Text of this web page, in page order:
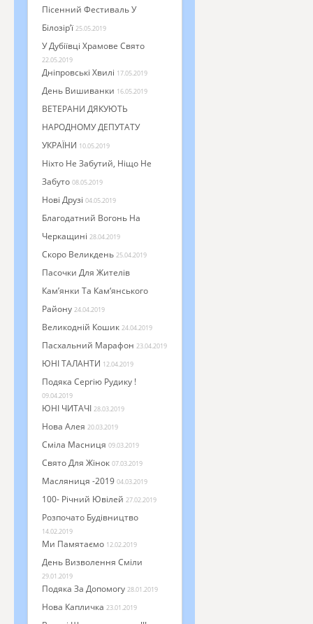
Пісенний Фестиваль У
Білозір’ї 25.05.2019
У Дубіївці Храмове Свято
22.05.2019
Дніпровські Хвилі 17.05.2019
День Вишиванки 16.05.2019
ВЕТЕРАНИ ДЯКУЮТЬ
НАРОДНОМУ ДЕПУТАТУ
УКРАЇНИ 10.05.2019
Ніхто Не Забутий, Ніщо Не
Забуто 08.05.2019
Нові Друзі 04.05.2019
Благодатний Вогонь На
Черкащині 28.04.2019
Скоро Великдень 25.04.2019
Пасочки Для Жителів
Кам’янки Та Кам‘янського
Району 24.04.2019
Великодній Кошик 24.04.2019
Пасхальний Марафон 23.04.2019
ЮНІ ТАЛАНТИ 12.04.2019
Подяка Сергію Рудику !
09.04.2019
ЮНІ ЧИТАЧІ 28.03.2019
Нова Алея 20.03.2019
Сміла Масниця 09.03.2019
Свято Для Жінок 07.03.2019
Масляниця -2019 04.03.2019
100- Річний Ювілей 27.02.2019
Розпочато Будівництво
14.02.2019
Ми Памятаємо 12.02.2019
День Визволення Сміли
29.01.2019
Подяка За Допомогу 28.01.2019
Нова Капличка 23.01.2019